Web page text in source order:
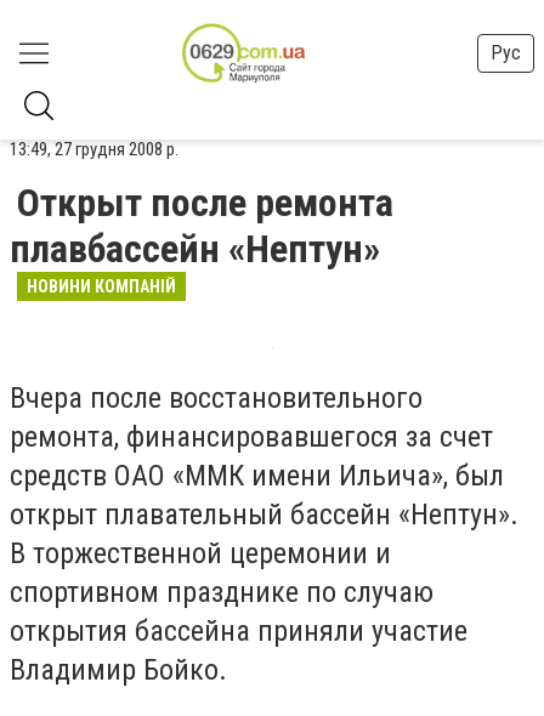
Рус
13:49, 27 грудня 2008 р.
Открыт после ремонта
плавбассейн «Нептун»
НОВИНИ КОМПАНІЙ
Вчера после восстановительного
ремонта, финансировавшегося за счет
средств ОАО «ММК имени Ильича», был
открыт плавательный бассейн «Нептун».
В торжест­венной церемонии и
спортивном празднике по случаю
открытия бассейна приняли участие
Владимир Бойко.